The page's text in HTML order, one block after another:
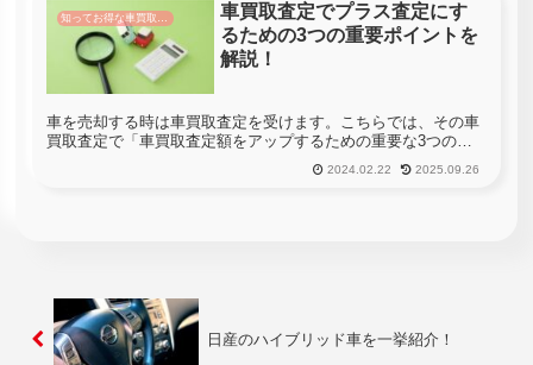
知ってお得な車買取情報
車買取査定でプラス査定にす
るための3つの重要ポイントを
解説！
車を売却する時は車買取査定を受けます。こちらでは、その車
買取査定で「車買取査定額をアップするための重要な3つのポ
イント」について解説します。せっかくの愛車を売るのですか
ら、しっかりとポイントを抑えてお得に売却を目指しましょ
2024.02.22 2025.09.26
日産のハイブリッド車を一挙紹介！